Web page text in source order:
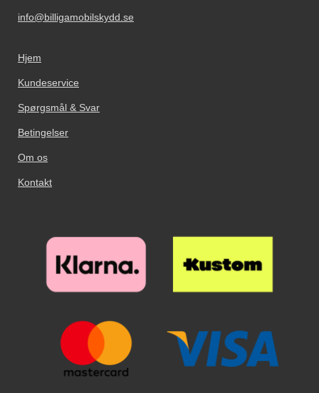
info@billigamobilskydd.se
Hjem
Kundeservice
Spørgsmål & Svar
Betingelser
Om os
Kontakt